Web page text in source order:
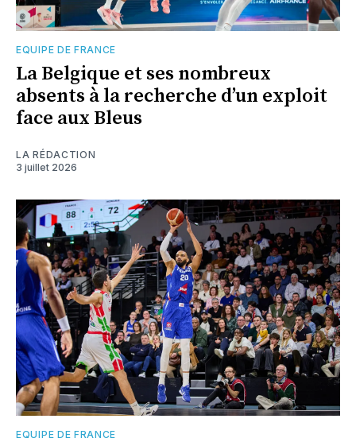
EQUIPE DE FRANCE
La Belgique et ses nombreux
absents à la recherche d’un exploit
face aux Bleus
LA RÉDACTION
3 juillet 2026
EQUIPE DE FRANCE